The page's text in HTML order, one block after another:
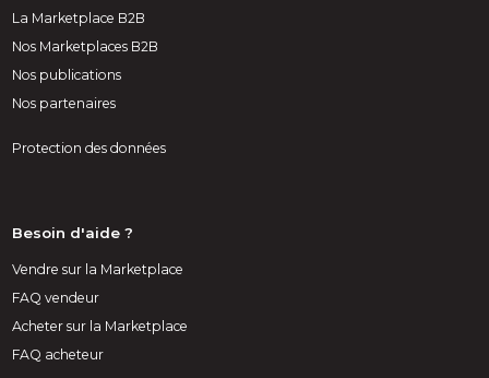
La Marketplace B2B
Nos Marketplaces B2B
Nos publications
Nos partenaires
Protection des données
Besoin d'aide ?
Vendre sur la Marketplace
FAQ vendeur
Acheter sur la Marketplace
FAQ acheteur